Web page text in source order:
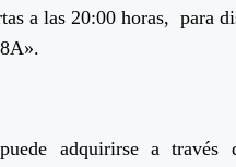
a las 20:00 horas, para
adquirirse a